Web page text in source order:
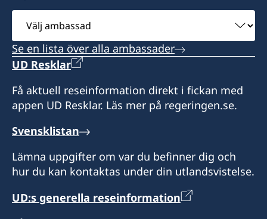
ambassad
Se en lista över alla ambassader
UD Resklar
Få aktuell reseinformation direkt i fickan med
appen UD Resklar. Läs mer på regeringen.se.
Svensklistan
Lämna uppgifter om var du befinner dig och
hur du kan kontaktas under din utlandsvistelse.
UD:s generella reseinformation